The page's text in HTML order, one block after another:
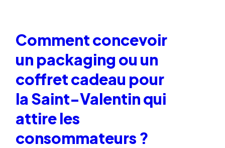
Comment concevoir
un packaging ou un
coffret cadeau pour
la Saint-Valentin qui
attire les
consommateurs ?